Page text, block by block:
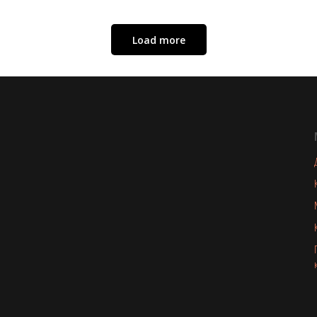
Load more